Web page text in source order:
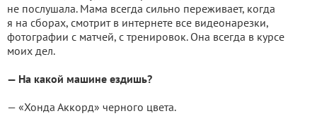
не послушала. Мама всегда сильно переживает, когда
я на сборах, смотрит в интернете все видеонарезки,
фотографии с матчей, с тренировок. Она всегда в курсе
моих дел.
— На какой машине ездишь?
— «Хонда Аккорд» черного цвета.